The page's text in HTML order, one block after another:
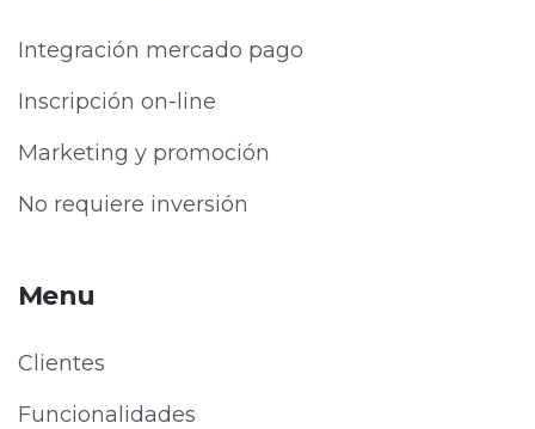
Integración mercado pago
Inscripción on-line
Marketing y promoción
No requiere inversión
Menu
Clientes
Funcionalidades